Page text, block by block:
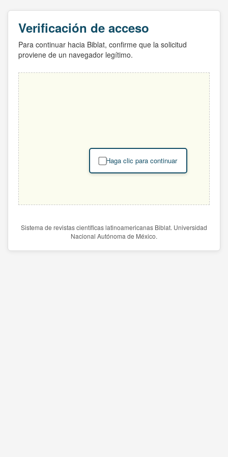
Verificación de acceso
Para continuar hacia Biblat, confirme que la solicitud
proviene de un navegador legítimo.
Haga clic para continuar
Sistema de revistas científicas latinoamericanas Biblat. Universidad
Nacional Autónoma de México.